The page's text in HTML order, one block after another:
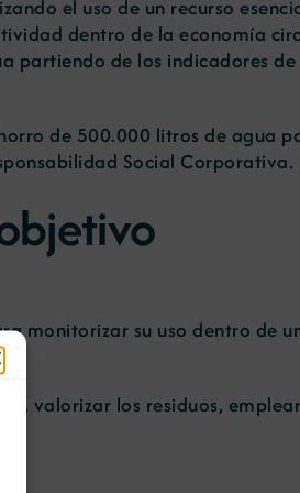
el uso de un recurso
dentro de la economía
partiendo de los indicadores de
de 500.000 litros de agua
Social Corporativa.
monitorizar su uso dentro de
valorizar los residuos,